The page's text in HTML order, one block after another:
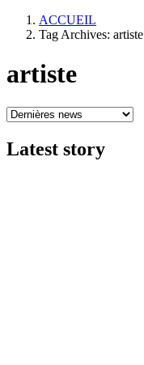
ACCUEIL
Tag Archives: artiste
artiste
Latest story